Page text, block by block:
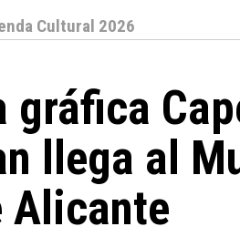
Cultural 2026
gráfica
llega al
Alicante